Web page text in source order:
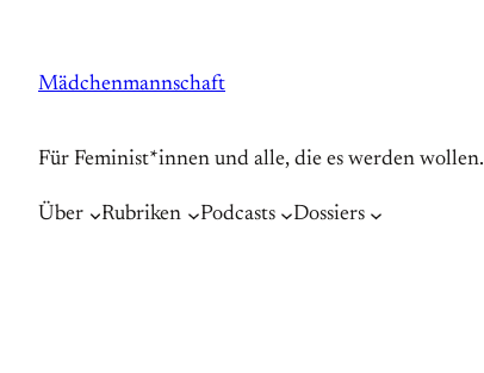
springen
Mädchenmannschaft
Für Feminist*innen und alle, die es werden wollen.
Über Rubriken Podcasts Dossiers